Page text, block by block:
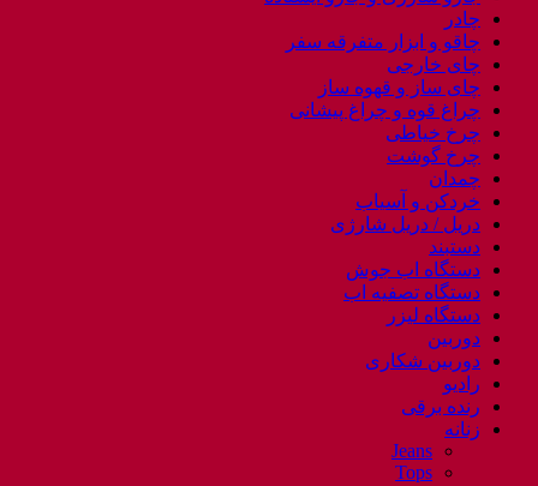
چادر
چاقو و ابزار متفرقه سفر
چای خارجی
چای ساز و قهوه ساز
چراغ قوه و چراغ پیشانی
چرخ خیاطی
چرخ گوشت
چمدان
خردکن و آسیاب
دریل / دریل شارژی
دستبند
دستگاه اب جوش
دستگاه تصفیه اب
دستگاه لیزر
دوربین
دوربین شکاری
رادیو
رنده برقی
زنانه
Jeans
Tops